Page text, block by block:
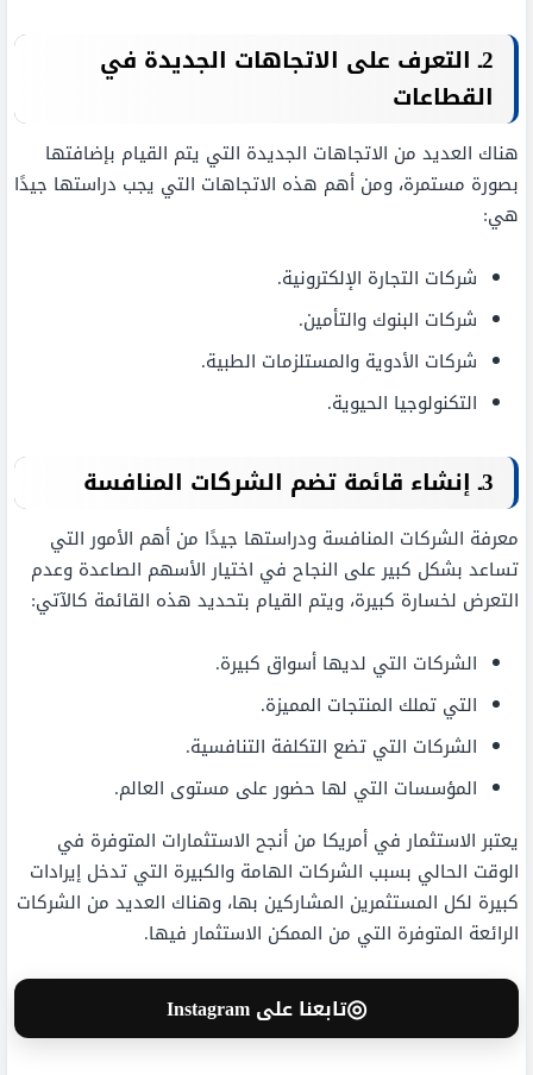
2ـ التعرف على الاتجاهات الجديدة في
القطاعات
هناك العديد من الاتجاهات الجديدة التي يتم القيام بإضافتها
بصورة مستمرة، ومن أهم هذه الاتجاهات التي يجب دراستها جيدًا
هي:
شركات التجارة الإلكترونية.
شركات البنوك والتأمين.
شركات الأدوية والمستلزمات الطبية.
التكنولوجيا الحيوية.
3ـ إنشاء قائمة تضم الشركات المنافسة
معرفة الشركات المنافسة ودراستها جيدًا من أهم الأمور التي
تساعد بشكل كبير على النجاح في اختيار الأسهم الصاعدة وعدم
التعرض لخسارة كبيرة، ويتم القيام بتحديد هذه القائمة كالآتي:
الشركات التي لديها أسواق كبيرة.
التي تملك المنتجات المميزة.
الشركات التي تضع التكلفة التنافسية.
المؤسسات التي لها حضور على مستوى العالم.
يعتبر الاستثمار في أمريكا من أنجح الاستثمارات المتوفرة في
الوقت الحالي بسبب الشركات الهامة والكبيرة التي تدخل إيرادات
كبيرة لكل المستثمرين المشاركين بها، وهناك العديد من الشركات
الرائعة المتوفرة التي من الممكن الاستثمار فيها.
◎تابعنا على Instagram